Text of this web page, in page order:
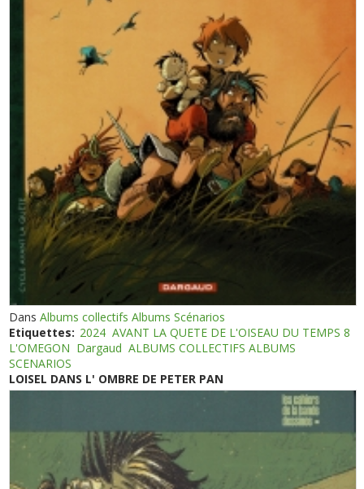
DansAlbums collectifs Albums Scénarios
Etiquettes: 2024 AVANT LA QUETE DE L'OISEAU DU TEMPS 8
L'OMEGON Dargaud ALBUMS COLLECTIFS ALBUMS
SCENARIOS
LOISEL DANS L' OMBRE DE PETER PAN